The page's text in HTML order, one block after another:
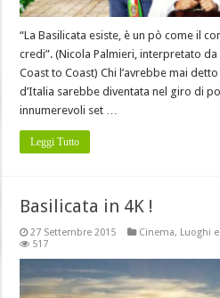
“La Basilicata esiste, è un pò come il
credi”. (Nicola Palmieri, interpretato da
Coast to Coast) Chi l’avrebbe mai
d’Italia sarebbe diventata nel giro di
innumerevoli set …
Leggi Tutto
Basilicata in 4K !
27 Settembre 2015 Cinema, Luoghi
517